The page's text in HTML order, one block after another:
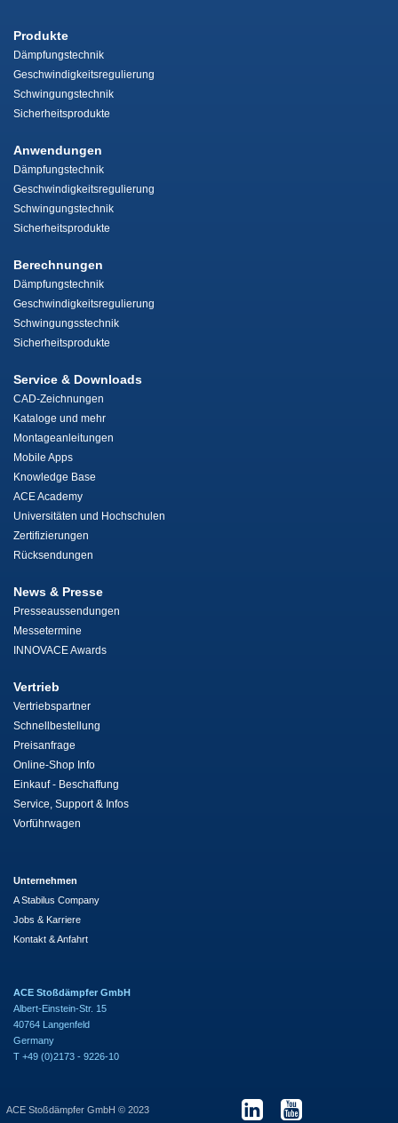
Produkte
Dämpfungstechnik
Geschwindigkeitsregulierung
Schwingungstechnik
Sicherheitsprodukte
Anwendungen
Dämpfungstechnik
Geschwindigkeitsregulierung
Schwingungstechnik
Sicherheitsprodukte
Berechnungen
Dämpfungstechnik
Geschwindigkeitsregulierung
Schwingungsstechnik
Sicherheitsprodukte
Service & Downloads
CAD-Zeichnungen
Kataloge und mehr
Montageanleitungen
Mobile Apps
Knowledge Base
ACE Academy
Universitäten und Hochschulen
Zertifizierungen
Rücksendungen
News & Presse
Presseaussendungen
Messetermine
INNOVACE Awards
Vertrieb
Vertriebspartner
Schnellbestellung
Preisanfrage
Online-Shop Info
Einkauf - Beschaffung
Service, Support & Infos
Vorführwagen
Unternehmen
A Stabilus Company
Jobs & Karriere
Kontakt & Anfahrt
ACE Stoßdämpfer GmbH
Albert-Einstein-Str. 15
40764 Langenfeld
Germany
T +49 (0)2173 - 9226-10
ACE Stoßdämpfer GmbH © 2023